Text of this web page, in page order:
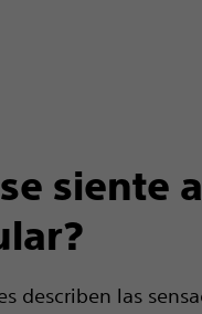
siente
describen las